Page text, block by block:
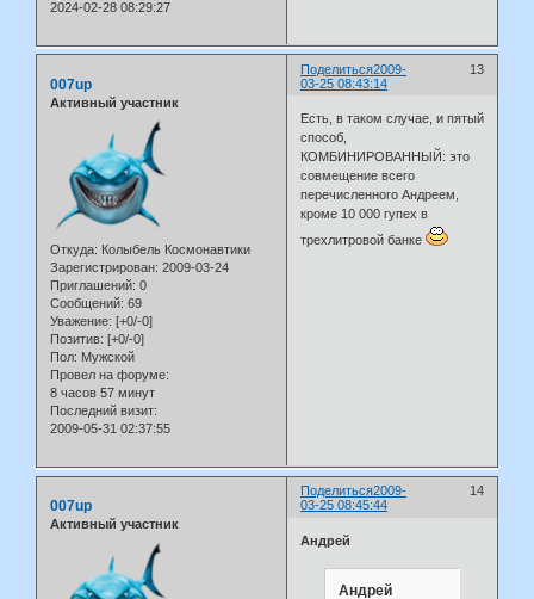
2024-02-28 08:29:27
Поделиться 13
2009-
03-25 08:43:14
007up
Активный участник
Откуда: Колыбель Космонавтики
Зарегистрирован: 2009-03-24
Приглашений: 0
Сообщений: 69
Уважение: [+0/-0]
Позитив: [+0/-0]
Пол: Мужской
Провел на форуме:
8 часов 57 минут
Последний визит:
2009-05-31 02:37:55
Есть, в таком случае, и пятый
способ,
КОМБИНИРОВАННЫЙ: это
совмещение всего
перечисленного Андреем,
кроме 10 000 гупех в
трехлитровой банке
Поделиться 14
2009-
03-25 08:45:44
007up
Активный участник
Андрей
Андрей